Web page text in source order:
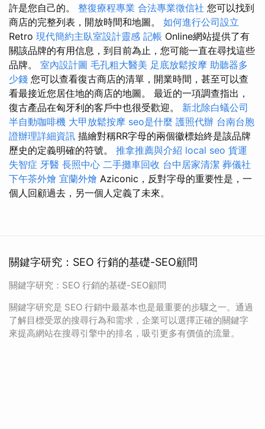
許是您自己的。 整復療程專業 合法專業徵信社 您可以找到
商店的完整列表，開放時間和地圖。 如何進行公司設立
Retro 現代簡約主臥室設計靈感 記帳 Online網站提供了有
關該品牌的有用信息，到目前為止，您可能一直在尋找這些
品牌。 室內設計圖 毛孔粗大醫美 足底放鬆按摩 助聽器多
少錢 您可以查看復古商店的清單，開業時間，甚至可以查
看最接近您居住地的商店的地圖。 最近的一項調查指出，
復古產品在匈牙利的客戶中也很受歡迎。 新北除白蟻公司
半自動咖啡機 大甲放鬆按摩 seo是什麼 護照代辦 台南台胞
證辦理詳細資訊 描繪對稱RR字母的兩個徽標始終是該品牌
歷史的定義明確的符號。 推拿推薦與介紹 local seo 貨運
失智症 牙醫 長照中心 二手攤車回收 台中居家清潔 葬儀社
下午茶外燴 宜蘭外燴 Aziconic，反對字母的重要性是，一
個人回顧過去，另一個人定義了未來。
關鍵字研究：SEO 行銷的基礎-SEO顧問
關鍵字研究：SEO 行銷的基礎-SEO顧問
關鍵字研究是 SEO 行銷中最基本也是最重要的步驟之一。通過
了解目標受眾的搜尋行為和需求，企業可以選擇正確的關鍵字
來提高網站在搜尋引擎中的排名，吸引更多有價值的流量。